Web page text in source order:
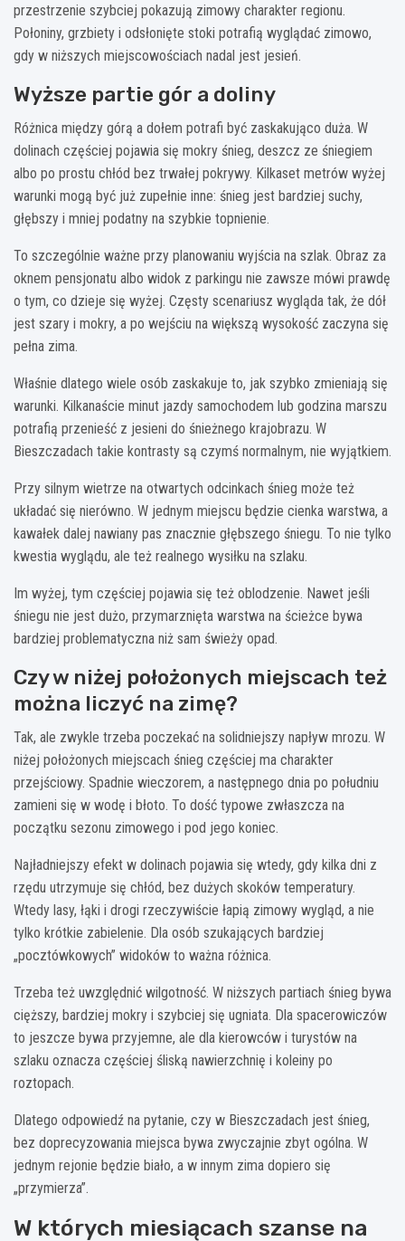
przestrzenie szybciej pokazują zimowy charakter regionu.
Połoniny, grzbiety i odsłonięte stoki potrafią wyglądać zimowo,
gdy w niższych miejscowościach nadal jest jesień.
Wyższe partie gór a doliny
Różnica między górą a dołem potrafi być zaskakująco duża. W
dolinach częściej pojawia się mokry śnieg, deszcz ze śniegiem
albo po prostu chłód bez trwałej pokrywy. Kilkaset metrów wyżej
warunki mogą być już zupełnie inne: śnieg jest bardziej suchy,
głębszy i mniej podatny na szybkie topnienie.
To szczególnie ważne przy planowaniu wyjścia na szlak. Obraz za
oknem pensjonatu albo widok z parkingu nie zawsze mówi prawdę
o tym, co dzieje się wyżej. Częsty scenariusz wygląda tak, że dół
jest szary i mokry, a po wejściu na większą wysokość zaczyna się
pełna zima.
Właśnie dlatego wiele osób zaskakuje to, jak szybko zmieniają się
warunki. Kilkanaście minut jazdy samochodem lub godzina marszu
potrafią przenieść z jesieni do śnieżnego krajobrazu. W
Bieszczadach takie kontrasty są czymś normalnym, nie wyjątkiem.
Przy silnym wietrze na otwartych odcinkach śnieg może też
układać się nierówno. W jednym miejscu będzie cienka warstwa, a
kawałek dalej nawiany pas znacznie głębszego śniegu. To nie tylko
kwestia wyglądu, ale też realnego wysiłku na szlaku.
Im wyżej, tym częściej pojawia się też oblodzenie. Nawet jeśli
śniegu nie jest dużo, przymarznięta warstwa na ścieżce bywa
bardziej problematyczna niż sam świeży opad.
Czy w niżej położonych miejscach też
można liczyć na zimę?
Tak, ale zwykle trzeba poczekać na solidniejszy napływ mrozu. W
niżej położonych miejscach śnieg częściej ma charakter
przejściowy. Spadnie wieczorem, a następnego dnia po południu
zamieni się w wodę i błoto. To dość typowe zwłaszcza na
początku sezonu zimowego i pod jego koniec.
Najładniejszy efekt w dolinach pojawia się wtedy, gdy kilka dni z
rzędu utrzymuje się chłód, bez dużych skoków temperatury.
Wtedy lasy, łąki i drogi rzeczywiście łapią zimowy wygląd, a nie
tylko krótkie zabielenie. Dla osób szukających bardziej
„pocztówkowych” widoków to ważna różnica.
Trzeba też uwzględnić wilgotność. W niższych partiach śnieg bywa
cięższy, bardziej mokry i szybciej się ugniata. Dla spacerowiczów
to jeszcze bywa przyjemne, ale dla kierowców i turystów na
szlaku oznacza częściej śliską nawierzchnię i koleiny po
roztopach.
Dlatego odpowiedź na pytanie, czy w Bieszczadach jest śnieg,
bez doprecyzowania miejsca bywa zwyczajnie zbyt ogólna. W
jednym rejonie będzie biało, a w innym zima dopiero się
„przymierza”.
W których miesiącach szanse na